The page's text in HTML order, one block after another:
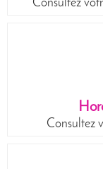
Consultez
Consultez